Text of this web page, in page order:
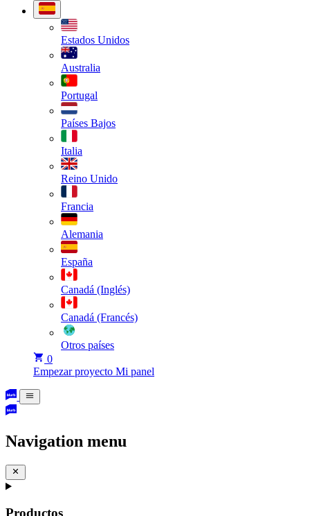
Estados Unidos
Australia
Portugal
Países Bajos
Italia
Reino Unido
Francia
Alemania
España
Canadá (Inglés)
Canadá (Francés)
Otros países
0
Empezar proyecto Mi panel
Navigation menu
Productos